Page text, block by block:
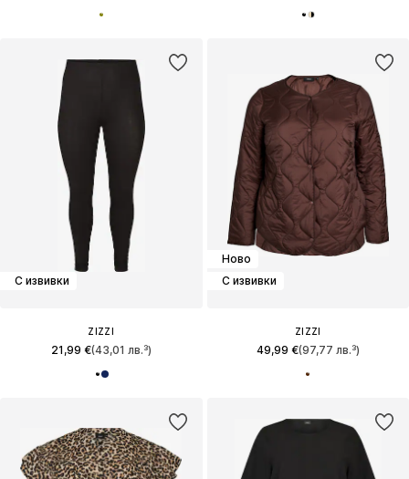
С извивки
ZIZZI
21,99 €(43,01 лв.³)
Ново
С извивки
ZIZZI
49,99 €(97,77 лв.³)